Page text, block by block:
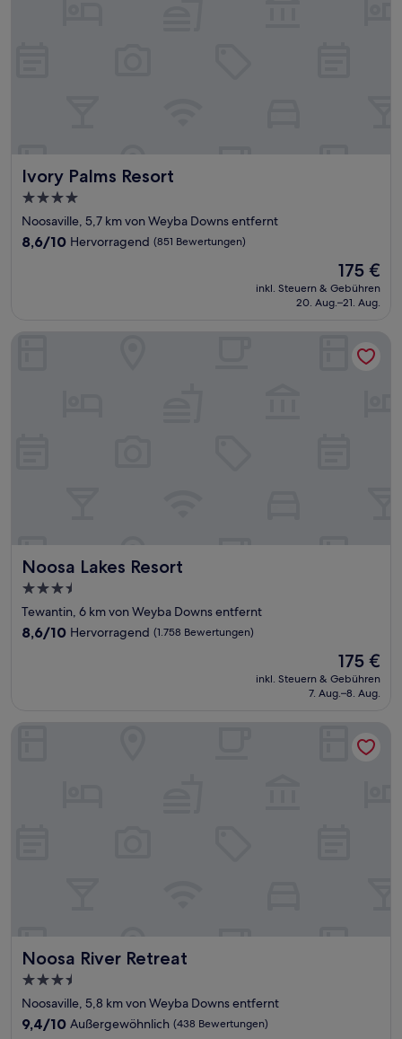
Ivory Palms Resort
Ivory Palms Resort
4.0-
Sterne-
Unterkunft
Noosaville, 5,7 km von Weyba Downs entfernt
8.6
8,6/10 Hervorragend (851 Bewertungen)
Der
Preis
beträgt
175 €
inkl. Steuern & Gebühren
20. Aug.–21. Aug.
Noosa Lakes Resort
Noosa Lakes Resort
3.5-
Sterne-
Unterkunft
Tewantin, 6 km von Weyba Downs entfernt
8.6
8,6/10 Hervorragend (1.758 Bewertungen)
Der
Preis
beträgt
175 €
inkl. Steuern & Gebühren
7. Aug.–8. Aug.
Noosa Lakes Resort
Noosa River Retreat
Noosa River Retreat
3.5-
Sterne-
Unterkunft
Noosaville, 5,8 km von Weyba Downs entfernt
9.4
9,4/10 Außergewöhnlich (438 Bewertungen)